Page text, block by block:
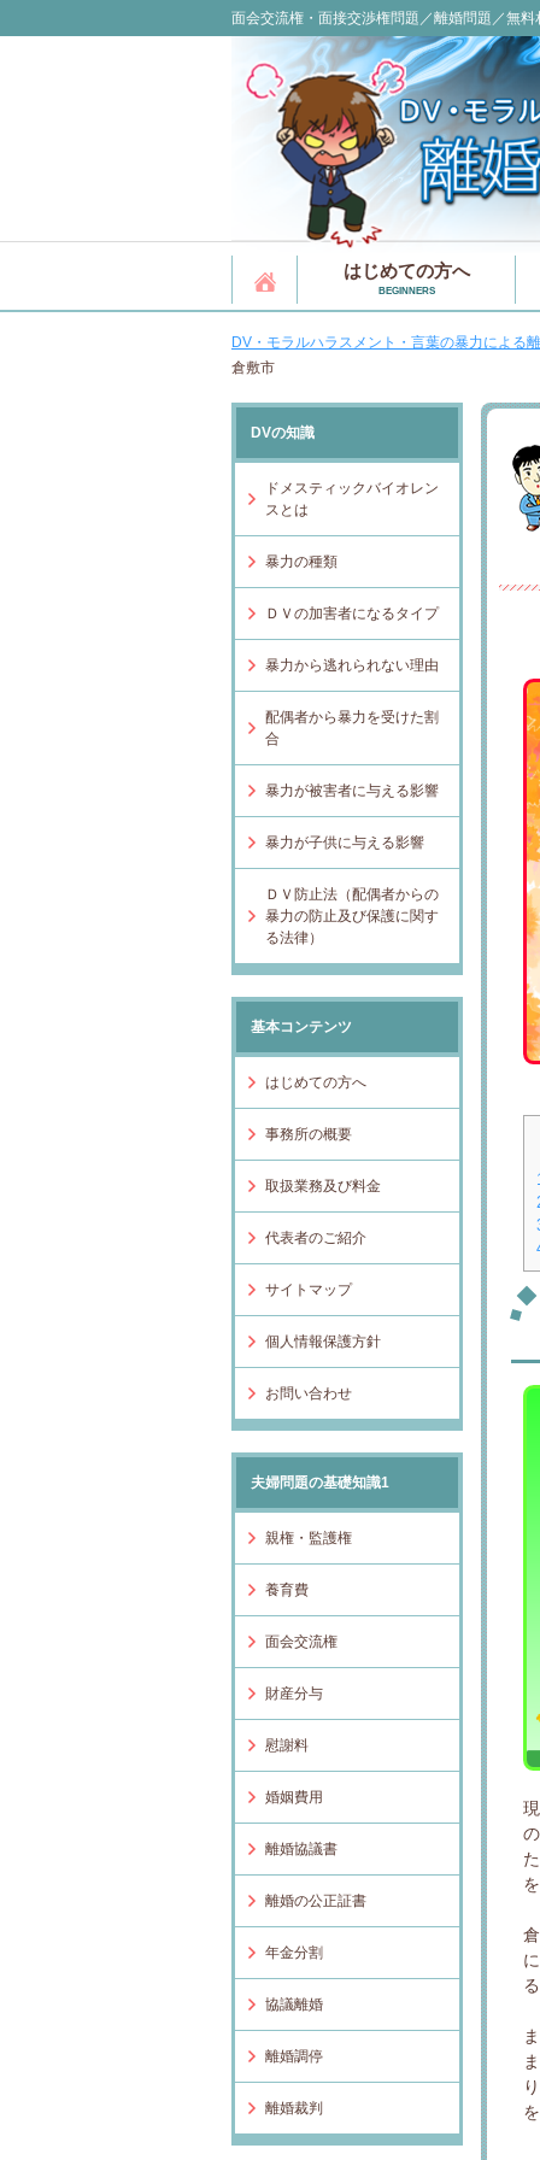
面会交流権・面接交渉権問題／離婚問題／無
はじめての方へ
BEGINNERS
DV・モラルハラスメント・言葉の暴力による
倉敷市
DVの知識
ドメスティックバイオレン
スとは
暴力の種類
ＤＶの加害者になるタイプ
暴力から逃れられない理由
配偶者から暴力を受けた割
合
暴力が被害者に与える影響
暴力が子供に与える影響
ＤＶ防止法（配偶者からの
暴力の防止及び保護に関す
る法律）
基本コンテンツ
はじめての方へ
事務所の概要
取扱業務及び料金
代表者のご紹介
サイトマップ
個人情報保護方針
お問い合わせ
夫婦問題の基礎知識1
親権・監護権
養育費
面会交流権
財産分与
慰謝料
婚姻費用
離婚協議書
離婚の公正証書
年金分割
協議離婚
離婚調停
離婚裁判